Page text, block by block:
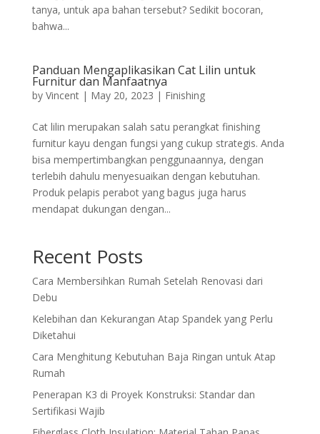
tanya, untuk apa bahan tersebut? Sedikit bocoran,
bahwa...
Panduan Mengaplikasikan Cat Lilin untuk
Furnitur dan Manfaatnya
by Vincent| May 20, 2023 | Finishing
Cat lilin merupakan salah satu perangkat finishing
furnitur kayu dengan fungsi yang cukup strategis. Anda
bisa mempertimbangkan penggunaannya, dengan
terlebih dahulu menyesuaikan dengan kebutuhan.
Produk pelapis perabot yang bagus juga harus
mendapat dukungan dengan...
Recent Posts
Cara Membersihkan Rumah Setelah Renovasi dari
Debu
Kelebihan dan Kekurangan Atap Spandek yang Perlu
Diketahui
Cara Menghitung Kebutuhan Baja Ringan untuk Atap
Rumah
Penerapan K3 di Proyek Konstruksi: Standar dan
Sertifikasi Wajib